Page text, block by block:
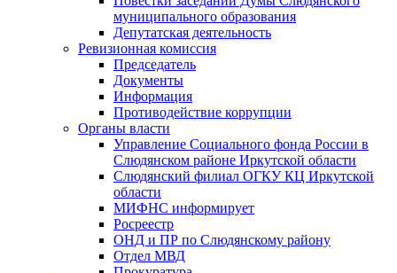
муниципального образования
Депутатская деятельность
Ревизионная комиссия
Председатель
Документы
Информация
Противодействие коррупции
Органы власти
Управление Социального фонда России в
Слюдянском районе Иркутской области
Слюдянский филиал ОГКУ КЦ Иркутской
области
МИФНС информирует
Росреестр
ОНД и ПР по Слюдянскому району
Отдел МВД